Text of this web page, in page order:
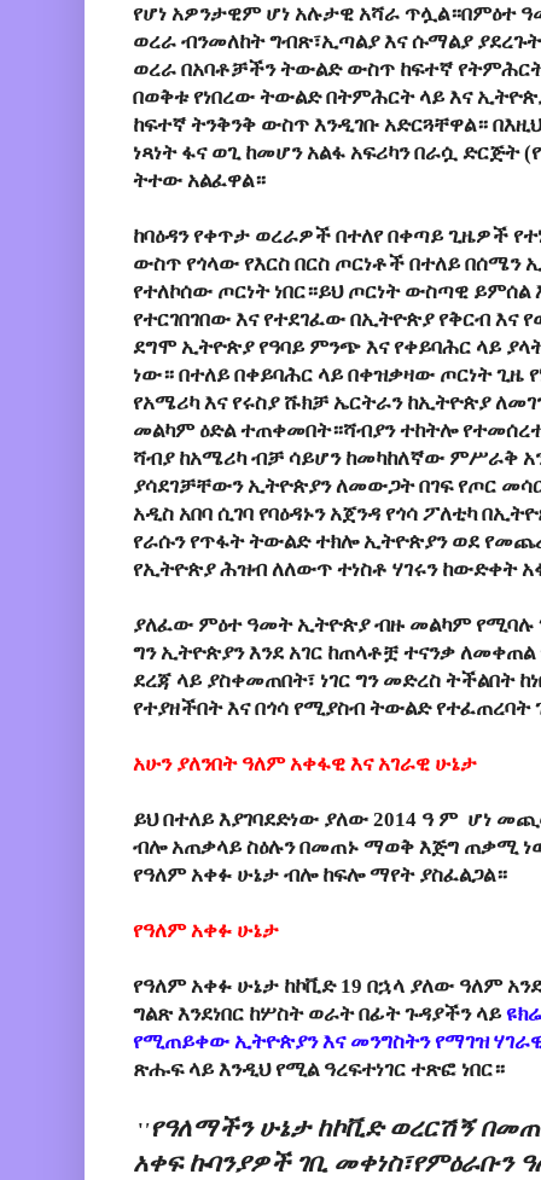
የሆነ አዎንታዊም ሆነ አሉታዊ አሻራ ጥሏል።በምዕተ
ወረራ ብንመለከት ግብጽ፣ኢጣልያ እና ሱማልያ
ወረራ በአባቶቻችን ትውልድ ውስጥ ከፍተኛ
በወቅቱ የነበረው ትውልድ በትምሕርት ላይ እና
ከፍተኛ ትንቅንቅ ውስጥ እንዲገቡ አድርጓቸዋል።
ነጻነት ፋና ወጊ ከመሆን አልፋ አፍሪካን በራሷ ድርጅት
ትተው አልፈዋል።
ከባዕዳን የቀጥታ ወረራዎች በተለየ በቀጣይ ጊዜዎች
ውስጥ የጎላው የእርስ በርስ ጦርነቶች በተለይ በሰሜን
የተለኮሰው ጦርነት ነበር።ይህ ጦርነት ውስጣዊ ይምሰል
የተርገበገበው እና የተደገፈው በኢትዮጵያ የቅርብ እና
ደግሞ ኢትዮጵያ የዓባይ ምንጭ እና የቀይባሕር ላይ
ነው። በተለይ በቀይባሕር ላይ በቀዝቃዛው ጦርነት ጊዜ
የአሜሪካ እና የሩስያ ሹክቻ ኤርትራን ከኢትዮጵያ
መልካም ዕድል ተጠቀመበት።ሻብያን ተከትሎ
ሻብያ ከአሜሪካ ብቻ ሳይሆን ከመካከለኛው ምሥራቅ
ያሳደገቻቸውን ኢትዮጵያን ለመውጋት በገፍ የጦር
አዲስ አበባ ሲገባ የባዕዳኑን አጀንዳ የጎሳ ፖለቲካ
የራሱን የጥፋት ትውልድ ተክሎ ኢትዮጵያን ወደ
የኢትዮጵያ ሕዝብ ለለውጥ ተነስቶ ሃገሩን ከውድቀት
ያለፈው ምዕተ ዓመት ኢትዮጵያ ብዙ መልካም
ግን ኢትዮጵያን እንደ አገር ከጠላቶቿ ተናንቃ
ደረጃ ላይ ያስቀመጠበት፣ ነገር ግን መድረስ ትችልበት
የተያዘችበት እና በጎሳ የሚያስብ ትውልድ የተፈጠረባት
አሁን ያለንበት ዓለም አቀፋዊ እና አገራዊ ሁኔታ
ይህ በተለይ እያገባደድነው ያለው 2014 ዓ ም ሆነ
ብሎ አጠቃላይ ስዕሉን በመጠኑ ማወቅ እጅግ ጠቃሚ
የዓለም አቀፉ ሁኔታ ብሎ ከፍሎ ማየት ያስፈልጋል።
የዓለም አቀፉ ሁኔታ
የዓለም አቀፉ ሁኔታ ከኮቪድ 19 በኋላ ያለው ዓለም
ግልጽ እንደነበር ከሦስት ወራት በፊት ጉዳያችን ላይ
የሚጠይቀው ኢትዮጵያን እና መንግስትን የማገዝ
ጽሑፍ ላይ እንዲህ የሚል ዓረፍተነገር ተጽፎ ነበር።
''የዓለማችን ሁኔታ ከኮቪድ ወረርሽኝ
አቀፍ ኩባንያዎች ገቢ መቀነስ፣የምዕራቡን